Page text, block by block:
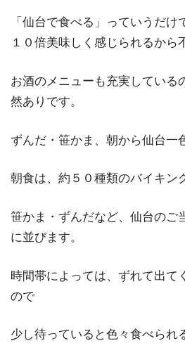
「仙台で食べる」っていうだ
１０倍美味しく感じられるから
お酒のメニューも充実している
然ありです。
ずんだ・笹かま、朝から仙台一
朝食は、約５０種類のバイキン
笹かま・ずんだなど、仙台のご
に並びます。
時間帯によっては、ずれて出て
ので
少し待っていると色々食べられ